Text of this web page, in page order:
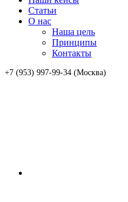
Статьи
О нас
Наша цель
Принципы
Контакты
+7 (953) 997-99-34 (Москва)